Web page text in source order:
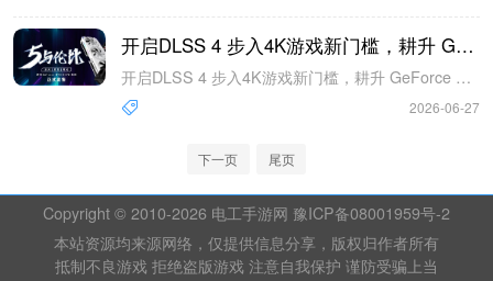
开启DLSS 4 步入4K游戏新门槛，耕升 GeForce RTX 5070 踏雪 OC 灵动来袭！
开启DLSS 4 步入4K游戏新门槛，耕升 GeForce RTX 5070 踏雪 OC 灵动来袭！...
2026-06-27
下一页 尾页
Copyright © 2010-2026 电工手游网 豫ICP备08001959号-2
本站资源均来源网络，仅提供信息分享，版权归作者所有
抵制不良游戏 拒绝盗版游戏 注意自我保护 谨防受骗上当